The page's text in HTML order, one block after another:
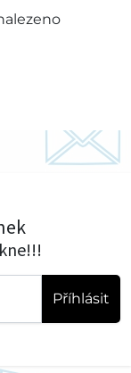
Příhlásit